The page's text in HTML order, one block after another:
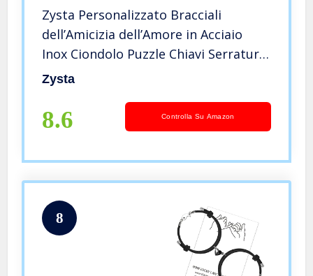
Zysta Personalizzato Bracciali
dell’Amicizia dell’Amore in Acciaio
Inox Ciondolo Puzzle Chiavi Serratura
Braccialetto Regolabile da Uomo
Zysta
8.6 Controlla Su Amazon
8